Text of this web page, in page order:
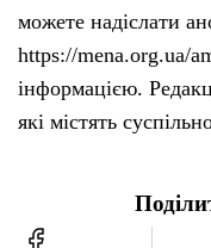
можете надіслати
https://mena.org.ua/
інформацією.
які містять